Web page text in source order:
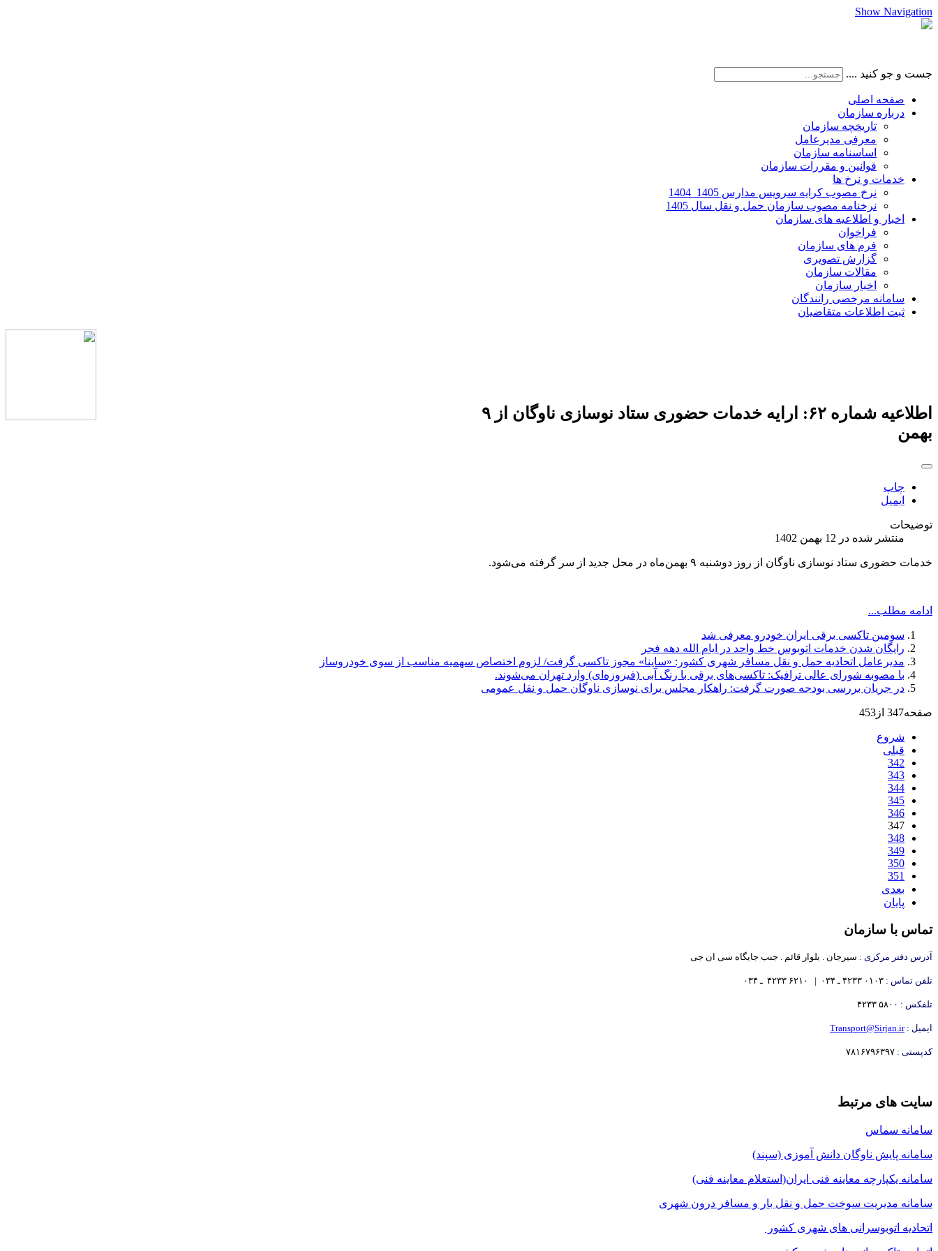
Show Navigation
جست و جو کنید ....
صفحه اصلی
درباره سازمان
تاریخچه سازمان
معرفی مدیرعامل
اساسنامه سازمان
قوانین و مقررات سازمان
خدمات و نرخ ها
نرخ مصوب کرایه سرویس مدارس 1405_1404
نرخنامه مصوب سازمان حمل و نقل سال 1405
اخبار و اطلاعیه های سازمان
فراخوان
فرم های سازمان
گزارش تصویری
مقالات سازمان
اخبار سازمان
سامانه مرخصی رانندگان
ثبت اطلاعات متقاضیان
اطلاعیه شماره ۶۲: ارایه خدمات حضوری ستاد نوسازی ناوگان از ۹
بهمن
چاپ
ایمیل
توضیحات
منتشر شده در 12 بهمن 1402
خدمات حضوری ستاد نوسازی ناوگان از روز دوشنبه ۹ بهمن‌ماه در محل جدید از سر گرفته می‌شود.
ادامه مطلب...
سومین تاکسی برقی ایران خودرو معرفی شد
رایگان شدن خدمات اتوبوس خط واحد در ایام الله دهه فجر
مدیرعامل اتحادیه حمل و نقل مسافر شهری کشور: «ساینا» مجوز تاکسی گرفت/ لزوم اختصاص سهمیه مناسب از سوی خودروساز
با مصوبه شورای عالی ترافیک: تاکسی‌های برقی با رنگ آبی (فیروزه‌ای) وارد تهران می‌شوند.
در جریان بررسی بودجه صورت گرفت: راهکار مجلس برای نوسازی ناوگان حمل و نقل عمومی
صفحه347 از453
شروع
قبلی
342
343
344
345
346
347
348
349
350
351
بعدی
پایان
تماس با سازمان
آدرس دفتر مرکزی : سیرجان . بلوار قائم . جنب جایگاه سی ان جی
تلفن تماس : ـ ۰۳۴
تلفکس :
ایمیل : Transport@Sirjan.ir
کدپستی : ۷۸۱۶۷۹۶۳۹۷
سایت های مرتبط
سامانه سماس
سامانه پایش ناوگان دانش آموزی (سپند)
سامانه یکپارچه معاینه فنی ایران(استعلام معاینه فنی)
سامانه مدیریت سوخت حمل و نقل بار و مسافر درون شهری
اتحادیه اتوبوسرانی های شهری کشور